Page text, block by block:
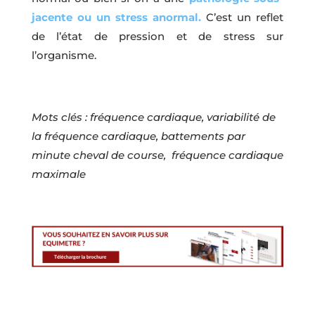
jacente ou un stress anormal. C’est un reflet
de l’état de pression et de stress sur
l’organisme.
Mots clés : fréquence cardiaque, variabilité de
la fréquence cardiaque, battements par
minute cheval de course, fréquence cardiaque
maximale